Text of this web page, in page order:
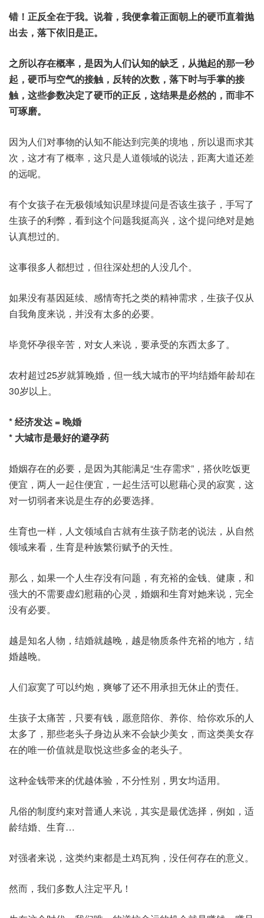
错！正反全在于我。说着，我便拿着正面朝上的硬币直着抛
出去，落下依旧是正。
之所以存在概率，是因为人们认知的缺乏，从抛起的那一秒
起，硬币与空气的接触，反转的次数，落下时与手掌的接
触，这些参数决定了硬币的正反，这结果是必然的，而非不
可琢磨。
因为人们对事物的认知不能达到完美的境地，所以退而求其
次，这才有了概率，这只是人道领域的说法，距离大道还差
的远呢。
有个女孩子在无极领域知识星球提问是否该生孩子，手写了
生孩子的利弊，看到这个问题我挺高兴，这个提问绝对是她
认真想过的。
这事很多人都想过，但往深处想的人没几个。
如果没有基因延续、感情寄托之类的精神需求，生孩子仅从
自我角度来说，并没有太多的必要。
毕竟怀孕很辛苦，对女人来说，要承受的东西太多了。
农村超过25岁就算晚婚，但一线大城市的平均结婚年龄却在
30岁以上。
* 经济发达 = 晚婚
* 大城市是最好的避孕药
婚姻存在的必要，是因为其能满足“生存需求”，搭伙吃饭更
便宜，两人一起住便宜，一起生活可以慰藉心灵的寂寞，这
对一切弱者来说是生存的必要选择。
生育也一样，人文领域自古就有生孩子防老的说法，从自然
领域来看，生育是种族繁衍赋予的天性。
那么，如果一个人生存没有问题，有充裕的金钱、健康，和
强大的不需要虚幻慰藉的心灵，婚姻和生育对她来说，完全
没有必要。
越是知名人物，结婚就越晚，越是物质条件充裕的地方，结
婚越晚。
人们寂寞了可以约炮，爽够了还不用承担无休止的责任。
生孩子太痛苦，只要有钱，愿意陪你、养你、给你欢乐的人
太多了，那些老头子身边从来不会缺少美女，而这类美女存
在的唯一价值就是取悦这些多金的老头子。
这种金钱带来的优越体验，不分性别，男女均适用。
凡俗的制度约束对普通人来说，其实是最优选择，例如，适
龄结婚、生育…
对强者来说，这类约束都是土鸡瓦狗，没任何存在的意义。
然而，我们多数人注定平凡！